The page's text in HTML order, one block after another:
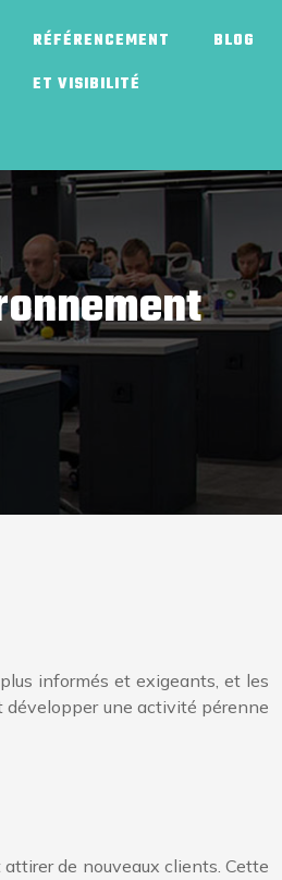
RÉFÉRENCEMENT
ET VISIBILITÉ
BLOG
informés et exigeants, et les
une activité pérenne
de nouveaux clients. Cette